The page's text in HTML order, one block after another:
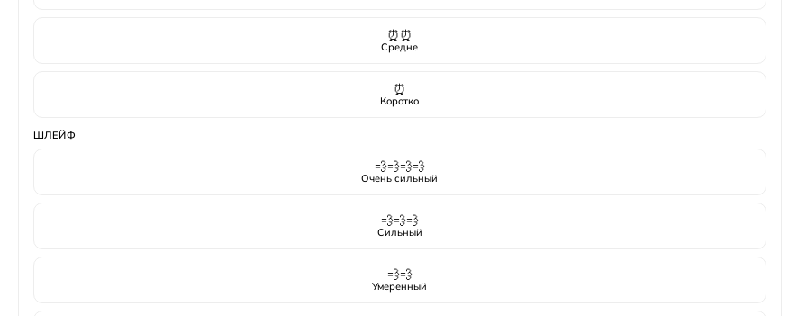
⏰⏰
Средне
⏰
Коротко
ШЛЕЙФ
💨💨💨💨
Очень сильный
💨💨💨
Сильный
💨💨
Умеренный